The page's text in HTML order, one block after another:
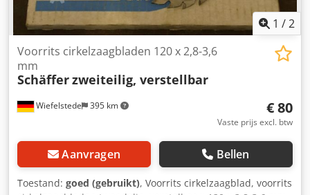
1 /2
Wiefelstede 395 km
Voorrits cirkelzaagbladen 120 x 2,8-3,6
mm
Schäfferzweiteilig, verstellbar
€ 80
Vaste prijs excl. btw
Aanvragen Bellen
Toestand: goed (gebruikt), Voorrits cirkelzaagblad, voorrits